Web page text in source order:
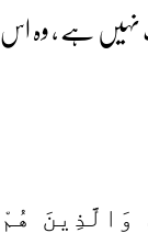
نہیں ہے ، وہ اس
( 1 ) الَّذِينَ هُمْ فِي صَلَاتِهِمْ خَاشِعُونَ ( 2 ) … وَالَّذِينَ هُمْ